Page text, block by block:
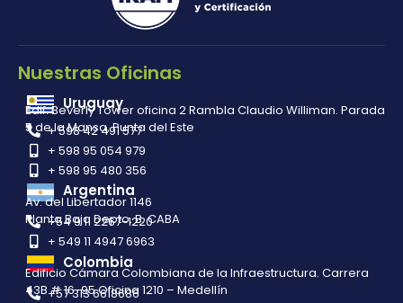
Nuestras Oficinas
Uruguay
Edif. Beverly Tower oficina 2 Rambla Claudio Williman. Parada
5 de la Mansa, Punta del Este
+ 598 42 491 577
+ 598 95 054 979
+ 598 95 480 356
Argentina
Av. del Libertador 1146
Planta Baja Depto. B. CABA
+54 9 11 2267-1220
+ 549 11 4947 6963
Colombia
Edificio Cámara Colombiana de la Infraestructura. Carrera
43B # 16-95 Oficina 1210 – Medellín
+57 313 6618686